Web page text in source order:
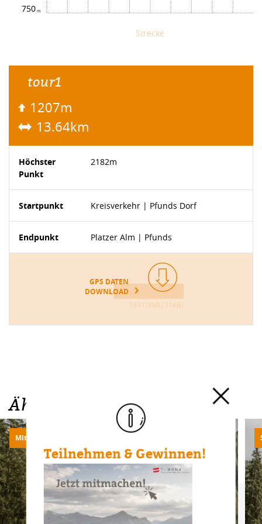
Teilnehmen & Gewinnen!
Strecke
750
tour1
1207m
13.64km
Höchster
Punkt
2182m
Startpunkt Kreisverkehr | Pfunds Dorf
Endpunkt Platzer Alm | Pfunds
GPS DATEN
DOWNLOAD
TEXT/XML(71KB)
Ähnliche Touren
Mittel